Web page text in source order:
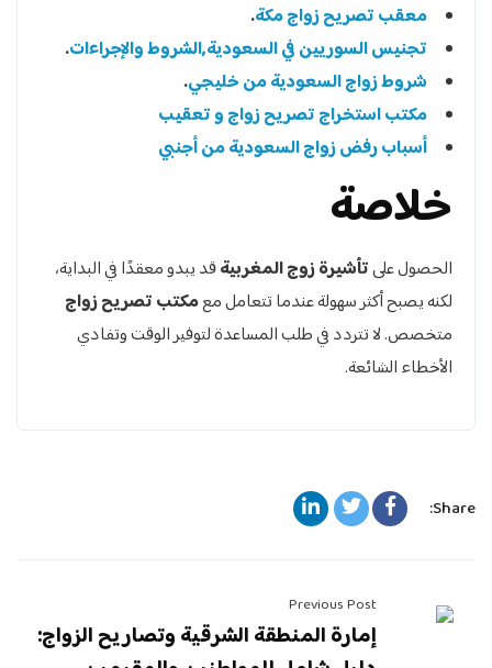
معقب تصريح زواج مكة.
تجنيس السوريين في السعودية,الشروط والإجراءات.
شروط زواج السعودية من خليجي.
مكتب استخراج تصريح زواج و تعقيب
أسباب رفض زواج السعودية من أجنبي
خلاصة
الحصول علىتأشيرة زوج المغربيةقد يبدو معقدًا في البداية،
لكنه يصبح أكثر سهولة عندما تتعامل معمكتب تصريح زواج
متخصص. لا تتردد في طلب المساعدة لتوفير الوقت وتفادي
الأخطاء الشائعة.
Share:
Previous Post
إمارة المنطقة الشرقية وتصاريح الزواج: